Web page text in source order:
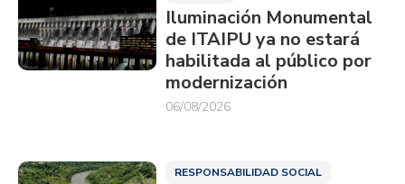
Iluminación Monumental
de ITAIPU ya no estará
habilitada al público por
modernización
06/08/2026
RESPONSABILIDAD SOCIAL